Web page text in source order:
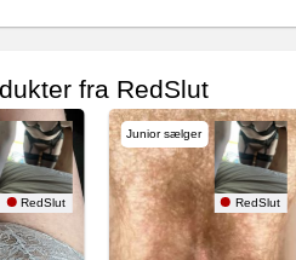
fra RedSlut
RedSlut
Junior sælger
RedSlut